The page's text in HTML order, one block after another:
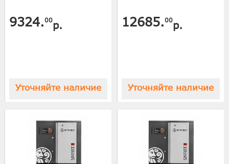
9324.00р.
Уточняйте наличие
12685.00р.
Уточняйте наличие